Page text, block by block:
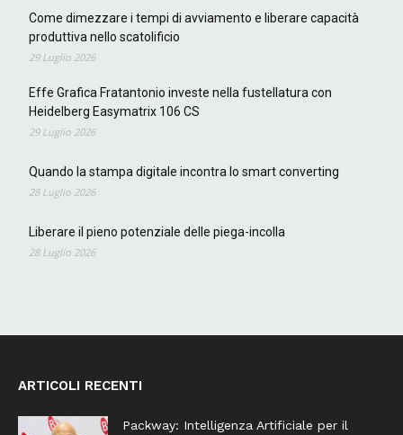
Come dimezzare i tempi di avviamento e liberare capacità
produttiva nello scatolificio
29 Luglio 2026
Effe Grafica Fratantonio investe nella fustellatura con
Heidelberg Easymatrix 106 CS
29 Luglio 2026
Quando la stampa digitale incontra lo smart converting
28 Luglio 2026
Liberare il pieno potenziale delle piega-incolla
28 Luglio 2026
ARTICOLI RECENTI
Packway: Intelligenza Artificiale per il